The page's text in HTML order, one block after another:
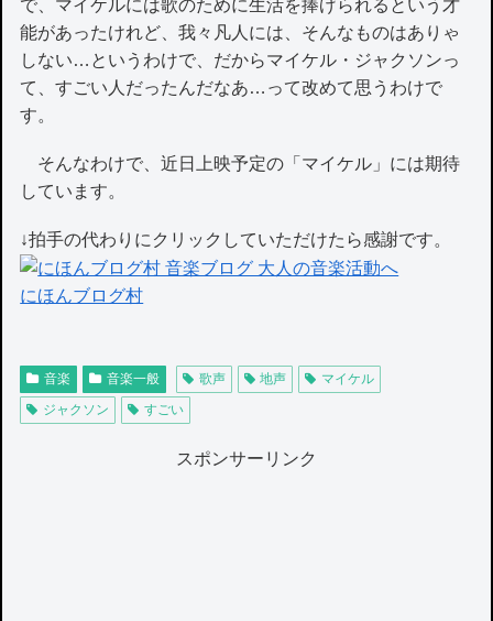
で、マイケルには歌のために生活を捧げられるという才
能があったけれど、我々凡人には、そんなものはありゃ
しない…というわけで、だからマイケル・ジャクソンっ
て、すごい人だったんだなあ…って改めて思うわけで
す。
そんなわけで、近日上映予定の「マイケル」には期待
しています。
↓拍手の代わりにクリックしていただけたら感謝です。
にほんブログ村
音楽 音楽一般 歌声 地声
マイケル
ジャクソン
すごい
スポンサーリンク